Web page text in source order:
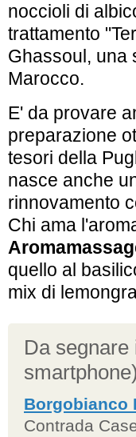
noccioli di
trattamento
Ghassoul, una
Marocco.
E' da provare
preparazione
tesori della
nasce anche
rinnovamento
Chi ama
quello al
mix di
Da
smartphone)
Borgobianco
Contrada